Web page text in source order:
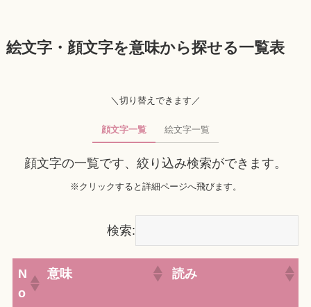
絵文字・顔文字を意味から探せる一覧表
＼切り替えできます／
顔文字一覧 絵文字一覧
顔文字の一覧です、絞り込み検索ができます。
※クリックすると詳細ページへ飛びます。
検索:
N
o
意味 読み